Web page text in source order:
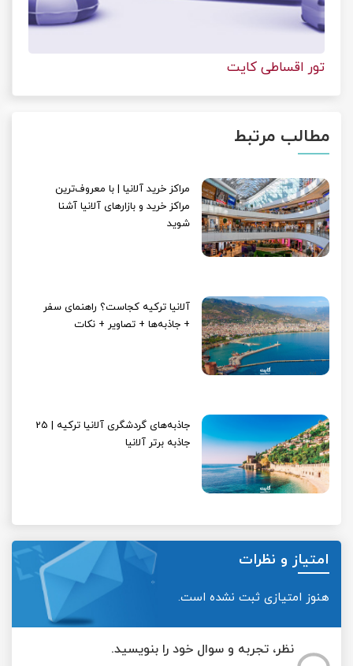
تور اقساطی کایت
مطالب مرتبط
مراکز خرید آلانیا | با معروف‌ترین
مراکز خرید و بازارهای آلانیا آشنا
شوید
آلانیا ترکیه کجاست؟ راهنمای سفر
+ جاذبه‌ها + تصاویر + نکات
جاذبه‌های گردشگری آلانیا ترکیه | 25
جاذبه برتر آلانیا
امتیاز و نظرات
هنوز امتیازی ثبت نشده است.
نظر، تجربه و سوال خود را بنویسید.